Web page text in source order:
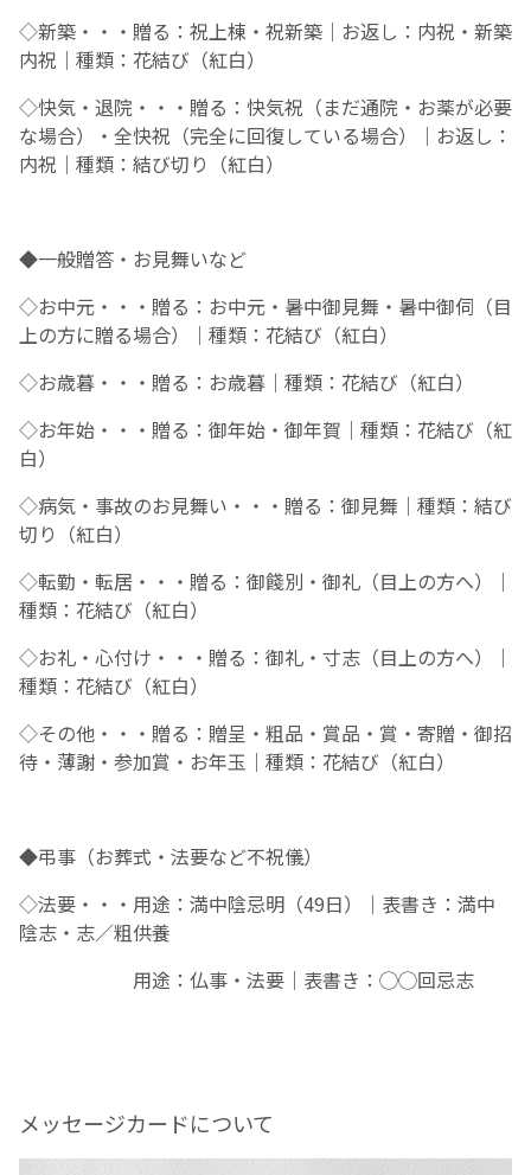
◇新築・・・贈る：祝上棟・祝新築｜お返し：内祝・新築
内祝｜種類：花結び（紅白）
◇快気・退院・・・贈る：快気祝（まだ通院・お薬が必要
な場合）・全快祝（完全に回復している場合）｜お返し：
内祝｜種類：結び切り（紅白）
◆一般贈答・お見舞いなど
◇お中元・・・贈る：お中元・暑中御見舞・暑中御伺（目
上の方に贈る場合）｜種類：花結び（紅白）
◇お歳暮・・・贈る：お歳暮｜種類：花結び（紅白）
◇お年始・・・贈る：御年始・御年賀｜種類：花結び（紅
白）
◇病気・事故のお見舞い・・・贈る：御見舞｜種類：結び
切り（紅白）
◇転勤・転居・・・贈る：御餞別・御礼（目上の方へ）｜
種類：花結び（紅白）
◇お礼・心付け・・・贈る：御礼・寸志（目上の方へ）｜
種類：花結び（紅白）
◇その他・・・贈る：贈呈・粗品・賞品・賞・寄贈・御招
待・薄謝・参加賞・お年玉｜種類：花結び（紅白）
◆弔事（お葬式・法要など不祝儀）
◇法要・・・用途：満中陰忌明（49日）｜表書き：満中
陰志・志／粗供養
用途：仏事・法要｜表書き： ◯◯回忌志
メッセージカードについて